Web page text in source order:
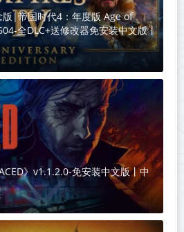
|帝国时代4：年度版 Age of
全DLC+送修改器免安装中文版丨
》v1.1.2.0-免安装中文版丨中